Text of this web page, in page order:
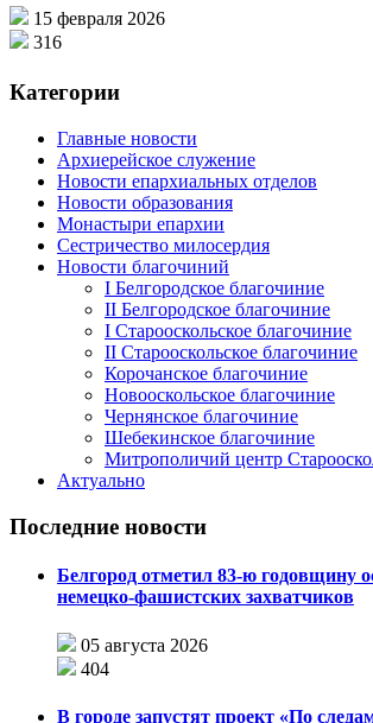
15 февраля 2026
316
Категории
Главные новости
Архиерейское служение
Новости епархиальных отделов
Новости образования
Монастыри епархии
Сестричество милосердия
Новости благочиний
I Белгородское благочиние
II Белгородское благочиние
I Старооскольское благочиние
II Старооскольское благочиние
Корочанское благочиние
Новооскольское благочиние
Чернянское благочиние
Шебекинское благочиние
Митрополичий центр
Актуально
Последние новости
Белгород отметил 83-ю годовщину
немецко-фашистских захватчиков
05 августа 2026
404
В городе запустят проект «По